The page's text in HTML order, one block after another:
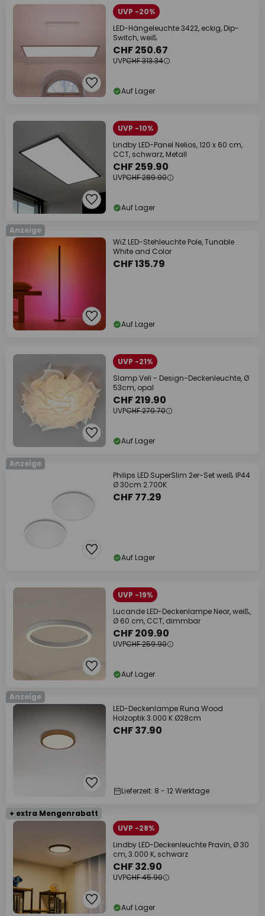
UVP -20%
LED-Hängeleuchte 3422, eckig, Dip-
Switch, weiß
CHF 250.67
UVPCHF 313.34
Auf Lager
UVP -10%
Lindby LED-Panel Nelios, 120 x 60 cm,
CCT, schwarz, Metall
CHF 259.90
UVPCHF 289.90
Auf Lager
Anzeige
WiZ LED-Stehleuchte Pole, Tunable
White and Color
CHF 135.79
Auf Lager
UVP -21%
Slamp Veli - Design-Deckenleuchte, Ø
53cm, opal
CHF 219.90
UVPCHF 279.70
Auf Lager
Anzeige
Philips LED SuperSlim 2er-Set weiß IP44
Ø 30cm 2.700K
CHF 77.29
Auf Lager
UVP -19%
Lucande LED-Deckenlampe Neor, weiß,
Ø 60 cm, CCT, dimmbar
CHF 209.90
UVPCHF 259.90
Auf Lager
Anzeige
LED-Deckenlampe Runa Wood
Holzoptik 3.000 K Ø28cm
CHF 37.90
Lieferzeit: 8 - 12 Werktage
+ extra Mengenrabatt
UVP -28%
Lindby LED-Deckenleuchte Pravin, Ø 30
cm, 3.000 K, schwarz
CHF 32.90
UVPCHF 45.90
Auf Lager